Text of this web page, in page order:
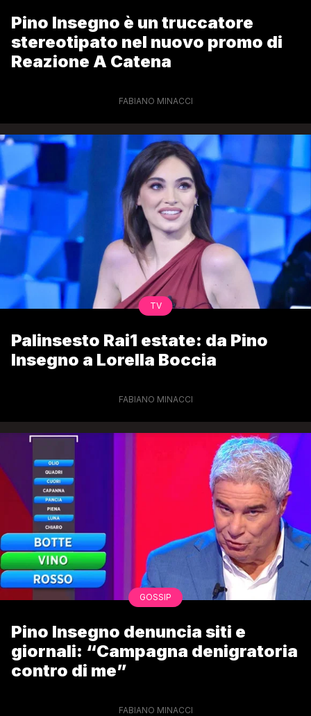
Pino Insegno è un truccatore
stereotipato nel nuovo promo di
Reazione A Catena
FABIANO MINACCI
TV
Palinsesto Rai1 estate: da Pino
Insegno a Lorella Boccia
FABIANO MINACCI
GOSSIP
Pino Insegno denuncia siti e
giornali: “Campagna denigratoria
contro di me”
FABIANO MINACCI